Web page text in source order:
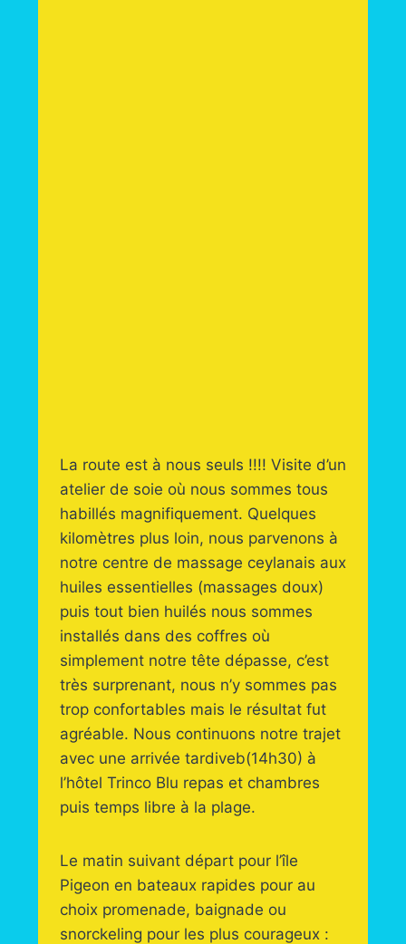
La route est à nous seuls !!!! Visite d’un
atelier de soie où nous sommes tous
habillés magnifiquement. Quelques
kilomètres plus loin, nous parvenons à
notre centre de massage ceylanais aux
huiles essentielles (massages doux)
puis tout bien huilés nous sommes
installés dans des coffres où
simplement notre tête dépasse, c’est
très surprenant, nous n’y sommes pas
trop confortables mais le résultat fut
agréable. Nous continuons notre trajet
avec une arrivée tardiveb(14h30) à
l’hôtel Trinco Blu repas et chambres
puis temps libre à la plage.
Le matin suivant départ pour l’île
Pigeon en bateaux rapides pour au
choix promenade, baignade ou
snorckeling pour les plus courageux :